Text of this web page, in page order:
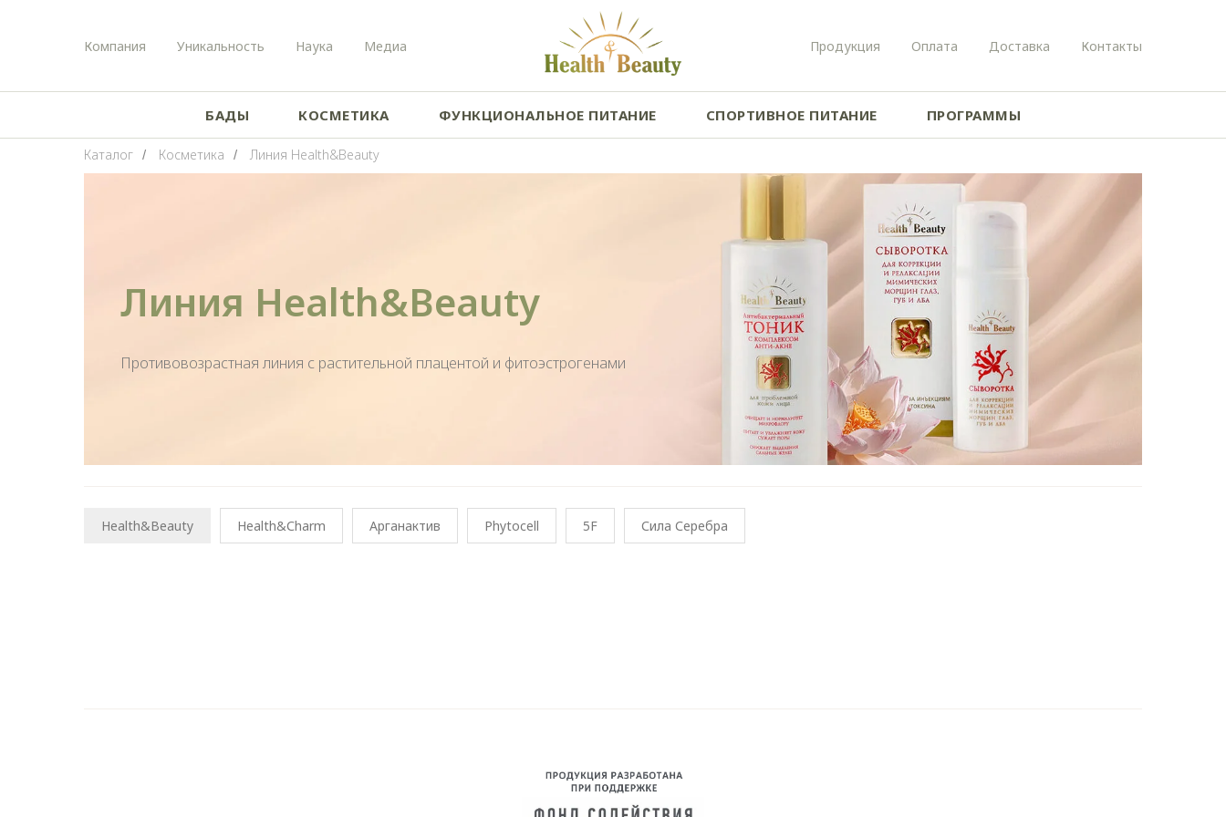
Компания Уникальность Наука Медиа Продукция Оплата Доставка Контакты
БАДЫ КОСМЕТИКА ФУНКЦИОНАЛЬНОЕ ПИТАНИЕ СПОРТИВНОЕ ПИТАНИЕ ПРОГРАММЫ
Каталог / Косметика / Линия Health&Beauty
Линия Health&Beauty
Противовозрастная линия с растительной плацентой и фитоэстрогенами
Описание линии
Health&Beauty Health&Сharm Арганактив Phytocell 5F Сила Серебра